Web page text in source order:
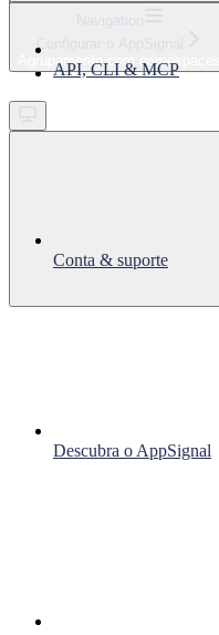
Get started
Configurar o AppSignal
Agrupamento com namespaces
API, CLI & MCP
Conta & suporte
Descubra o AppSignal